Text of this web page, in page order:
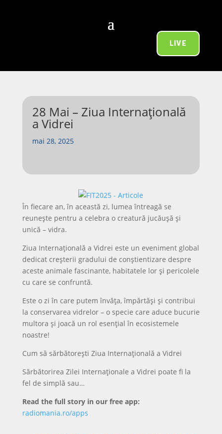
LIVE
28 Mai – Ziua Internațională
a Vidrei
mai 28, 2025
În fiecare an, în această zi, lumea întreagă se
reunește pentru a celebra o creatură jucăușă și
unică – vidra.
Ziua Internațională a Vidrei este un eveniment global
dedicat creșterii gradului de conștientizare despre
aceste animale fascinante, habitatele lor și pericolele
cu care se confruntă.
Este o zi în care putem învăța, împărtăși și contribui
la conservarea vidrelor – o specie care aduce bucurie
multora și joacă un rol esențial în ecosistemele
noastre!
Cum să sărbătorești Ziua Internațională a Vidrei
Sărbătorirea Zilei Internaționale a Vidrei poate fi la
fel de simplă sau…
Read the full story in our free app:
radiomania.ro/apps